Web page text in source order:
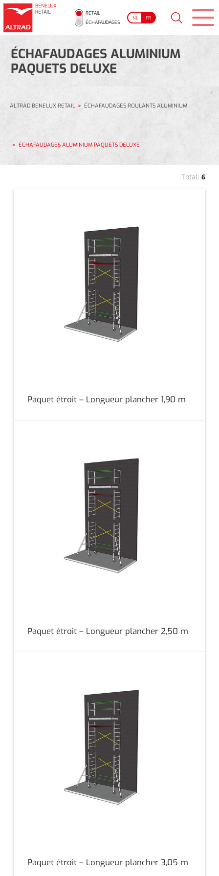
RETAIL
ÉCHAFAUDAGES
NL FR
ÉCHAFAUDAGES ALUMINIUM
PAQUETS DELUXE
ALTRAD BENELUX RETAIL ÉCHAFAUDAGES ROULANTS ALUMINIUM
ÉCHAFAUDAGES ALUMINIUM PAQUETS DELUXE
Total: 6
Paquet étroit – Longueur plancher 1,90 m
Paquet étroit – Longueur plancher 2,50 m
Paquet étroit – Longueur plancher 3,05 m